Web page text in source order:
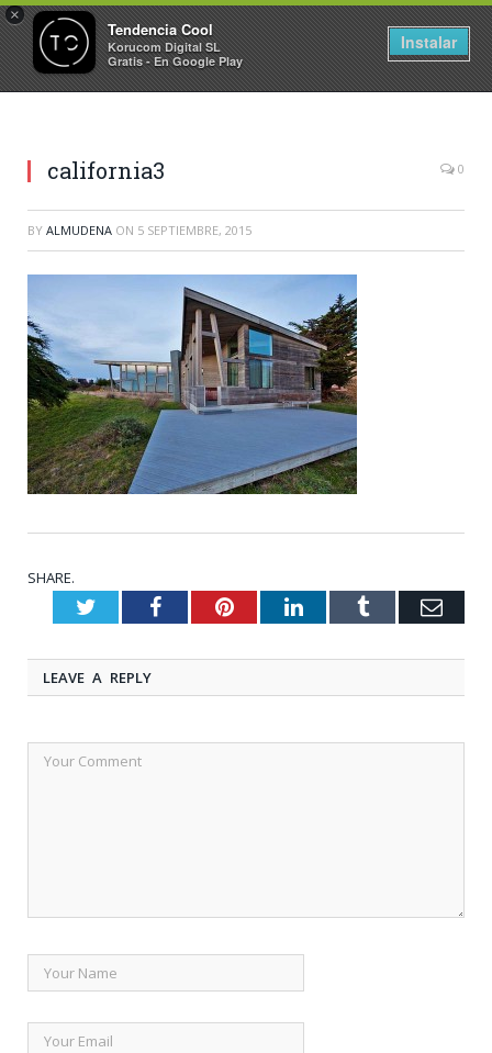
×
Tendencia Cool
Korucom Digital SL
Gratis - En Google Play
Instalar
california3 0
BY ALMUDENA ON 5 SEPTIEMBRE, 2015
SHARE.
TwitterFacebookPinterestLinkedInTumblr
LEAVE A REPLY